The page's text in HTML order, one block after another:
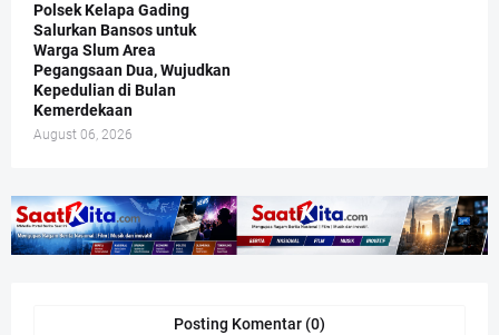
Polsek Kelapa Gading
Salurkan Bansos untuk
Warga Slum Area
Pegangsaan Dua, Wujudkan
Kepedulian di Bulan
Kemerdekaan
August 06, 2026
Posting Komentar (0)